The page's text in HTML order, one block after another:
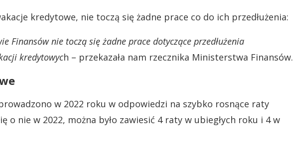
kredytowe, nie toczą się żadne prace co do ich przedłużenia:
Finansów nie toczą się żadne prace dotyczące przedłużenia
kredytowych – przekazała nam rzecznika Ministerstwa Finansów.
w 2022 roku w odpowiedzi na szybko rosnące raty
o nie w 2022, można było zawiesić 4 raty w ubiegłych roku i 4 w